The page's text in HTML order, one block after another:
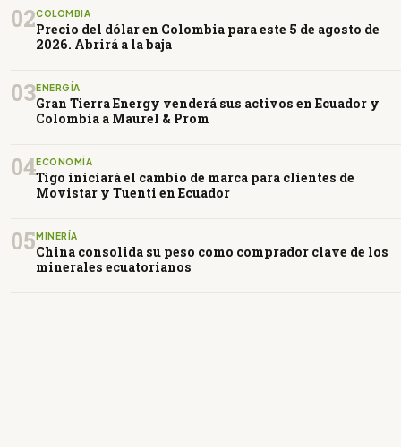
02COLOMBIA
Precio del dólar en Colombia para este 5 de agosto de
2026. Abrirá a la baja
03ENERGÍA
Gran Tierra Energy venderá sus activos en Ecuador y
Colombia a Maurel & Prom
04ECONOMÍA
Tigo iniciará el cambio de marca para clientes de
Movistar y Tuenti en Ecuador
05 MINERÍA
China consolida su peso como comprador clave de los
minerales ecuatorianos